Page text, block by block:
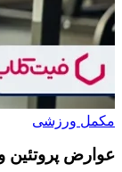
مکمل ورزشی
عوارض